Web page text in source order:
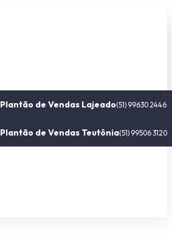
Plantão de Vendas Lajeado(51) 99630 2446
Plantão de Vendas Teutônia(51) 99506 3120